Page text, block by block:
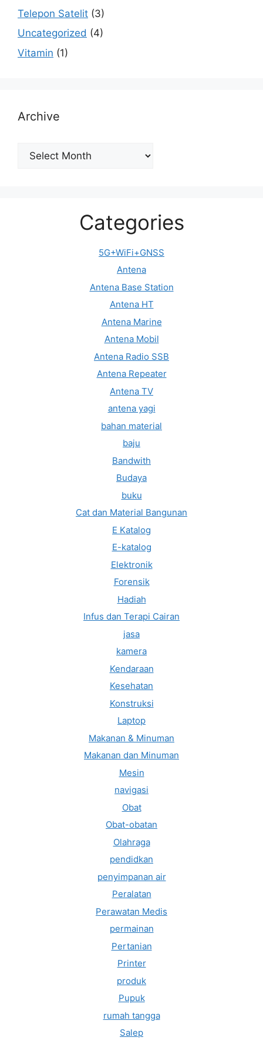
Telepon Satelit (3)
Uncategorized (4)
Vitamin (1)
Archive
Archive
Categories
5G+WiFi+GNSS
Antena
Antena Base Station
Antena HT
Antena Marine
Antena Mobil
Antena Radio SSB
Antena Repeater
Antena TV
antena yagi
bahan material
baju
Bandwith
Budaya
buku
Cat dan Material Bangunan
E Katalog
E-katalog
Elektronik
Forensik
Hadiah
Infus dan Terapi Cairan
jasa
kamera
Kendaraan
Kesehatan
Konstruksi
Laptop
Makanan & Minuman
Makanan dan Minuman
Mesin
navigasi
Obat
Obat-obatan
Olahraga
pendidkan
penyimpanan air
Peralatan
Perawatan Medis
permainan
Pertanian
Printer
produk
Pupuk
rumah tangga
Salep